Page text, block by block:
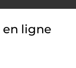
en ligne